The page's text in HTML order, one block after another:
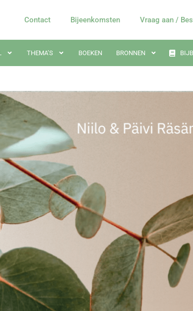
Contact Bijeenkomsten Vraag aan /
THEMA’S BOEKEN BRONNEN